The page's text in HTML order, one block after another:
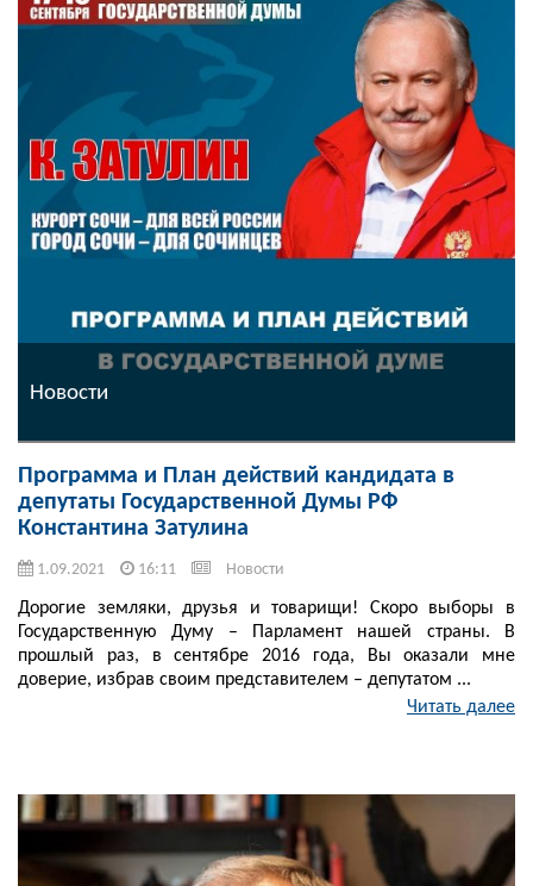
Новости
Программа и План действий кандидата в
депутаты Государственной Думы РФ
Константина Затулина
1.09.2021 16:11 Новости
Дорогие земляки, друзья и товарищи! Скоро выборы в
Государственную Думу – Парламент нашей страны. В
прошлый раз, в сентябре 2016 года, Вы оказали мне
доверие, избрав своим представителем – депутатом ...
Читать далее